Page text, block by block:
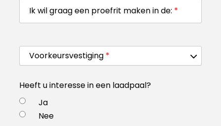
Ik wil graag een proefrit maken in de: *
Voorkeursvestiging *
Ja
Nee
Heeft u interesse in een laadpaal?